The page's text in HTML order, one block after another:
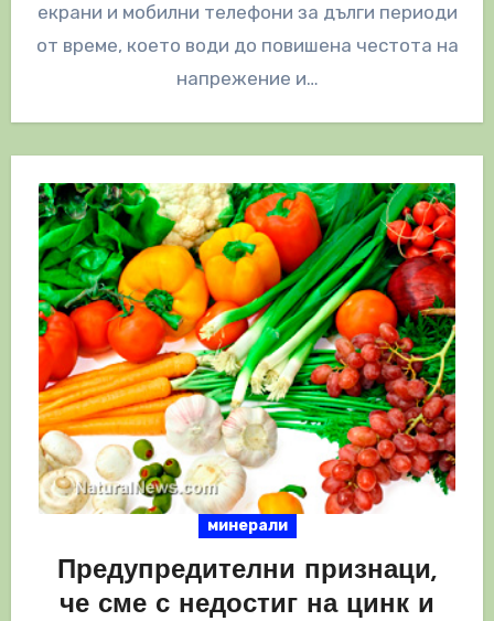
екрани и мобилни телефони за дълги периоди
от време, което води до повишена честота на
напрежение и…
минерали
Предупредителни признаци,
че сме с недостиг на цинк и